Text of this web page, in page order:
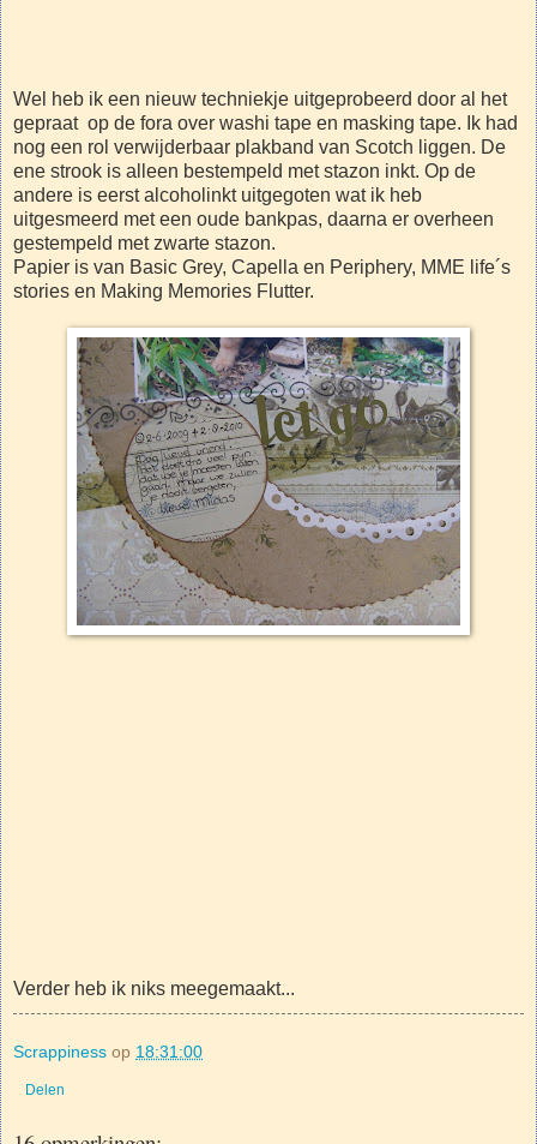
Wel heb ik een nieuw techniekje uitgeprobeerd door al het
gepraat op de fora over washi tape en masking tape. Ik had
nog een rol verwijderbaar plakband van Scotch liggen. De
ene strook is alleen bestempeld met stazon inkt. Op de
andere is eerst alcoholinkt uitgegoten wat ik heb
uitgesmeerd met een oude bankpas, daarna er overheen
gestempeld met zwarte stazon.
Papier is van Basic Grey, Capella en Periphery, MME life´s
stories en Making Memories Flutter.
Verder heb ik niks meegemaakt...
Scrappiness op 18:31:00
Delen